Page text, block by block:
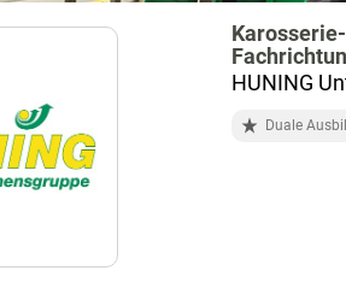
HUNING
Duale